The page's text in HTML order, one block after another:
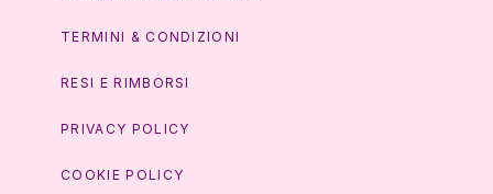
TERMINI & CONDIZIONI
RESI E RIMBORSI
PRIVACY POLICY
COOKIE POLICY